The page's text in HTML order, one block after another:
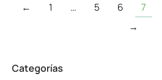
← 1 … 5 6 7
→
Categorías